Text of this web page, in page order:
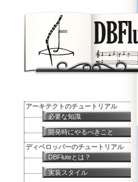
アーキテクトのチュートリアル
必要な知識
開発時にやるべきこと
ディベロッパーのチュートリアル
DBFluteとは？
実装スタイル